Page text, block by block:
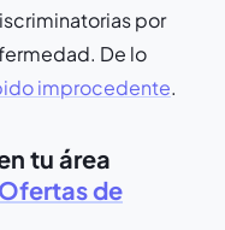
por
De lo
improcedente.
tu área
Ofertas de